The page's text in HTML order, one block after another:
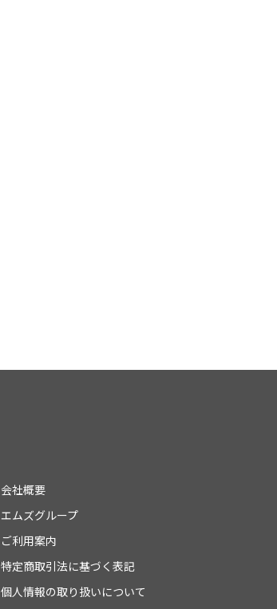
会社概要
エムズグループ
ご利用案内
特定商取引法に基づく表記
個人情報の取り扱いについて